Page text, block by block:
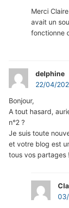
Merci
avait un
fonctionne
delphine
22/04/
Bonjour,
A tout hasard,
n°2 ?
Je suis toute
et votre blog est
tous vos partages !